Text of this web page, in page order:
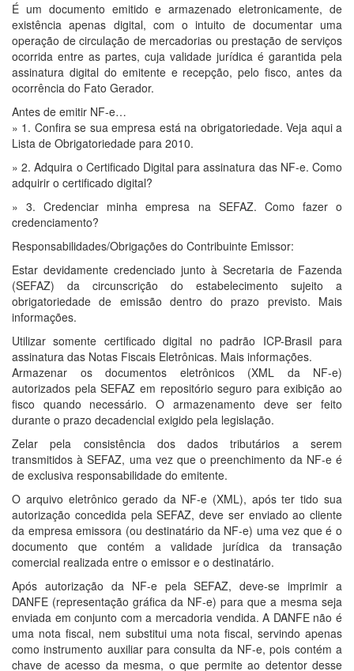
É um documento emitido e armazenado eletronicamente, de
existência apenas digital, com o intuito de documentar uma
operação de circulação de mercadorias ou prestação de serviços
ocorrida entre as partes, cuja validade jurídica é garantida pela
assinatura digital do emitente e recepção, pelo fisco, antes da
ocorrência do Fato Gerador.
Antes de emitir NF-e…
» 1. Confira se sua empresa está na obrigatoriedade. Veja aqui a
Lista de Obrigatoriedade para 2010.
» 2. Adquira o Certificado Digital para assinatura das NF-e. Como
adquirir o certificado digital?
» 3. Credenciar minha empresa na SEFAZ. Como fazer o
credenciamento?
Responsabilidades/Obrigações do Contribuinte Emissor:
Estar devidamente credenciado junto à Secretaria de Fazenda
(SEFAZ) da circunscrição do estabelecimento sujeito a
obrigatoriedade de emissão dentro do prazo previsto. Mais
informações.
Utilizar somente certificado digital no padrão ICP-Brasil para
assinatura das Notas Fiscais Eletrônicas. Mais informações.
Armazenar os documentos eletrônicos (XML da NF-e)
autorizados pela SEFAZ em repositório seguro para exibição ao
fisco quando necessário. O armazenamento deve ser feito
durante o prazo decadencial exigido pela legislação.
Zelar pela consistência dos dados tributários a serem
transmitidos à SEFAZ, uma vez que o preenchimento da NF-e é
de exclusiva responsabilidade do emitente.
O arquivo eletrônico gerado da NF-e (XML), após ter tido sua
autorização concedida pela SEFAZ, deve ser enviado ao cliente
da empresa emissora (ou destinatário da NF-e) uma vez que é o
documento que contém a validade jurídica da transação
comercial realizada entre o emissor e o destinatário.
Após autorização da NF-e pela SEFAZ, deve-se imprimir a
DANFE (representação gráfica da NF-e) para que a mesma seja
enviada em conjunto com a mercadoria vendida. A DANFE não é
uma nota fiscal, nem substitui uma nota fiscal, servindo apenas
como instrumento auxiliar para consulta da NF-e, pois contém a
chave de acesso da mesma, o que permite ao detentor desse